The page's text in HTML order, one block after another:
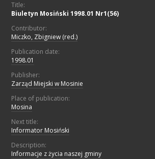
Title:
Biuletyn Mosiński 1998.01 Nr1(56)
Contributor:
Miczko, Zbigniew (red.)
Publication date:
1998.01
Publisher:
Zarząd Miejski w Mosinie
Place of publication:
Mosina
Next title:
Informator Mosiński
Description:
Informacje z życia naszej gminy